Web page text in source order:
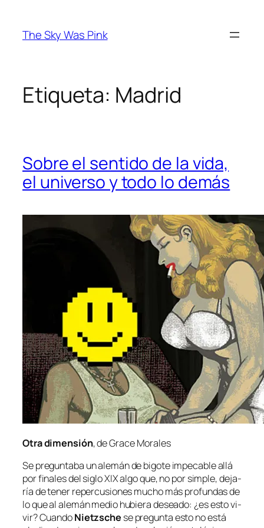
contenido
The Sky Was Pink
Etiqueta: Madrid
Sobre el sentido de la vida,
el universo y todo lo demás
Otra di­men­sión, de Grace Morales
Se pre­gun­ta­ba un ale­mán de bi­go­te im­pe­ca­ble allá
por fi­na­les del si­glo XIX al­go que, no por sim­ple, de­ja­
ría de te­ner re­per­cu­sio­nes mu­cho más pro­fun­das de
lo que al ale­mán me­dio hu­bie­ra de­sea­do: ¿es es­to vi­
vir?CuandoNietzsche se pre­gun­ta es­to no es­tá